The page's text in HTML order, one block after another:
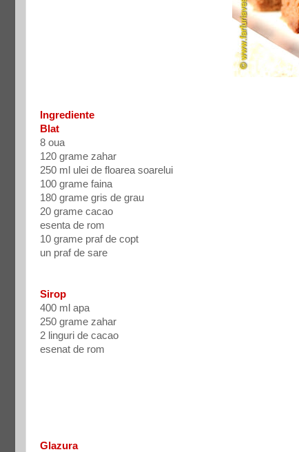
Ingrediente
Blat
8 oua
120 grame zahar
250 ml ulei de floarea soarelui
100 grame faina
180 grame gris de grau
20 grame cacao
esenta de rom
10 grame praf de copt
un praf de sare
Sirop
400 ml apa
250 grame zahar
2 linguri de cacao
esenat de rom
Glazura